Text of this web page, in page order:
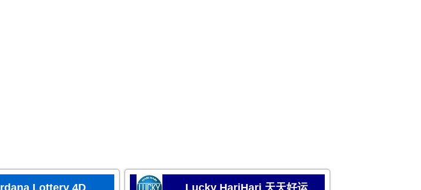
Lottery 4D Lucky HariHari 天天好运